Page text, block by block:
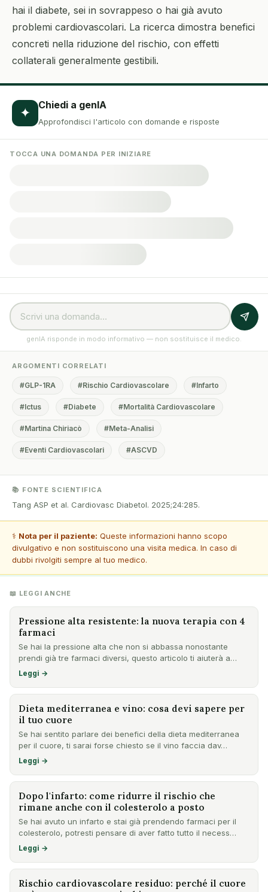
hai il diabete, sei in sovrappeso o hai già avuto
problemi cardiovascolari. La ricerca dimostra benefici
concreti nella riduzione del rischio, con effetti
collaterali generalmente gestibili.
✦ Chiedi a genIA
Approfondisci l'articolo con domande e risposte
TOCCA UNA DOMANDA PER INIZIARE
genIA risponde in modo informativo — non sostituisce il medico.
ARGOMENTI CORRELATI
#GLP-1RA #Rischio Cardiovascolare #Infarto
#Ictus #Diabete #Mortalità Cardiovascolare
#Martina Chiriacò #Meta-Analisi
#Eventi Cardiovascolari #ASCVD
📚 FONTE SCIENTIFICA
Tang ASP et al. Cardiovasc Diabetol. 2025;24:285.
⚕️ Nota per il paziente: Queste informazioni hanno scopo
divulgativo e non sostituiscono una visita medica. In caso di
dubbi rivolgiti sempre al tuo medico.
📖 LEGGI ANCHE
Pressione alta resistente: la nuova terapia con 4
farmaci
Se hai la pressione alta che non si abbassa nonostante
prendi già tre farmaci diversi, questo articolo ti aiuterà a
cap…
Leggi →
Dieta mediterranea e vino: cosa devi sapere per
il tuo cuore
Se hai sentito parlare dei benefici della dieta mediterranea
per il cuore, ti sarai forse chiesto se il vino faccia dav…
Leggi →
Dopo l'infarto: come ridurre il rischio che
rimane anche con il colesterolo a posto
Se hai avuto un infarto e stai già prendendo farmaci per il
colesterolo, potresti pensare di aver fatto tutto il necess…
Leggi →
Rischio cardiovascolare residuo: perché il cuore